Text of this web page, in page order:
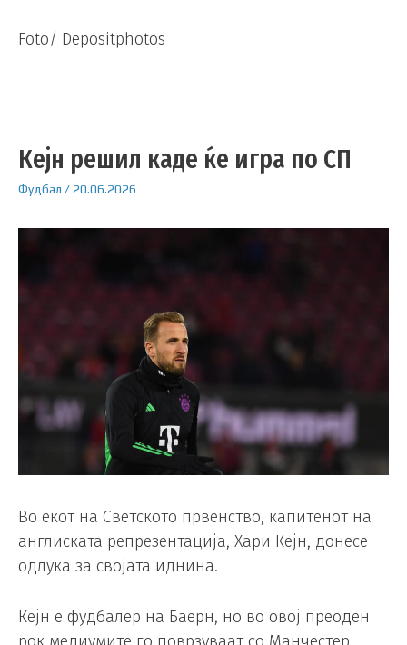
Foto/ Depositphotos
Кејн решил каде ќе игра по СП
Фудбал /20.06.2026
Во екот на Светското првенство, капитенот на
англиската репрезентација, Хари Кејн, донесе
одлука за својата иднина.
Кејн е фудбалер на Баерн, но во овој преоден